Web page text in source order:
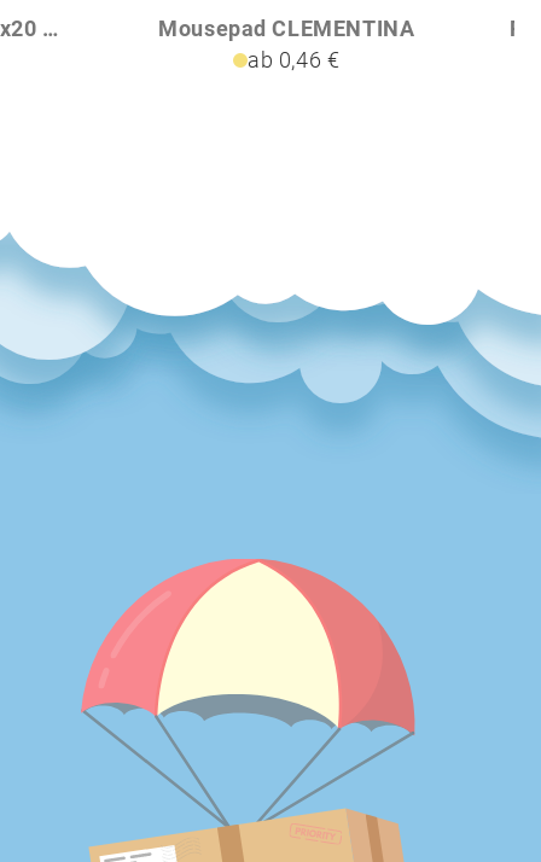
Sublimation Mauspad 23x20 cm
Mousepad CLEMENTINA
ab 0,46 €